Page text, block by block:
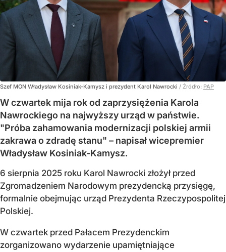
Szef MON Władysław Kosiniak-Kamysz i prezydent Karol Nawrocki / Źródło: PAP
W czwartek mija rok od zaprzysiężenia Karola
Nawrockiego na najwyższy urząd w państwie.
"Próba zahamowania modernizacji polskiej armii
zakrawa o zdradę stanu" – napisał wicepremier
Władysław Kosiniak-Kamysz.
6 sierpnia 2025 roku Karol Nawrocki złożył przed
Zgromadzeniem Narodowym prezydencką przysięgę,
formalnie obejmując urząd Prezydenta Rzeczypospolitej
Polskiej.
W czwartek przed Pałacem Prezydenckim
zorganizowano wydarzenie upamiętniające